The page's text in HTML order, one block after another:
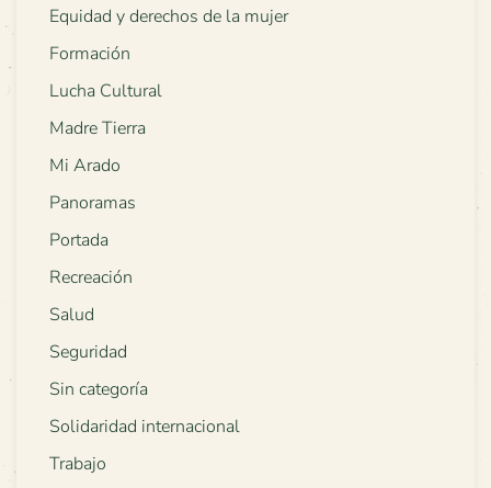
Equidad y derechos de la mujer
Formación
Lucha Cultural
Madre Tierra
Mi Arado
Panoramas
Portada
Recreación
Salud
Seguridad
Sin categoría
Solidaridad internacional
Trabajo